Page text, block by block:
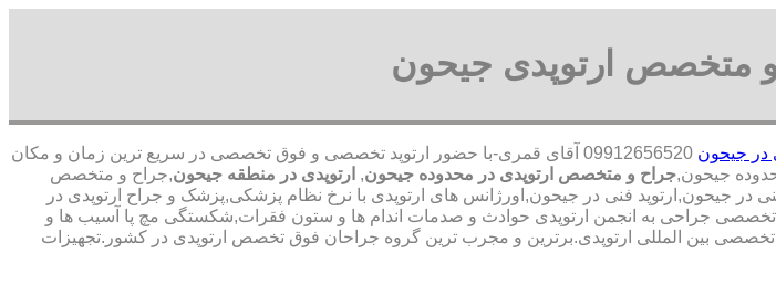
و متخصص ارتوپدی جیحون
در جیحون
09912656520 آقای قمری-با حضور ارتوپد تخصصی و فوق تخصصی در سریع ترین زمان و مکان
جراح و متخصص ارتوپدی در محدوده جیحون, ارتوپدی در منطقه جیحون,جراح و متخصص
در جیحون,ارتوپد فنی در جیحون,اورژانس های ارتوپدی با نرخ نظام پزشکی,پزشک و جراح ارتوپدی در
تخصصی جراحی به انجمن ارتوپدی حوادث و صدمات اندام ها و ستون فقرات,شکستگی مچ پا آسیب ها و
بین المللی ارتوپدی.برترین ‏و ‏مجرب ‏ترین ‏گروه ‏جراحان ‏فوق ‏تخصص ‏ارتوپدی ‏در ‏کشور.تجهیزات